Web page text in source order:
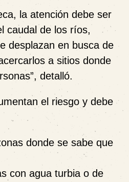
la atención debe ser
caudal de los ríos,
desplazan en busca de
a sitios donde
detalló.
el riesgo y debe
donde se sabe que
con agua turbia o de